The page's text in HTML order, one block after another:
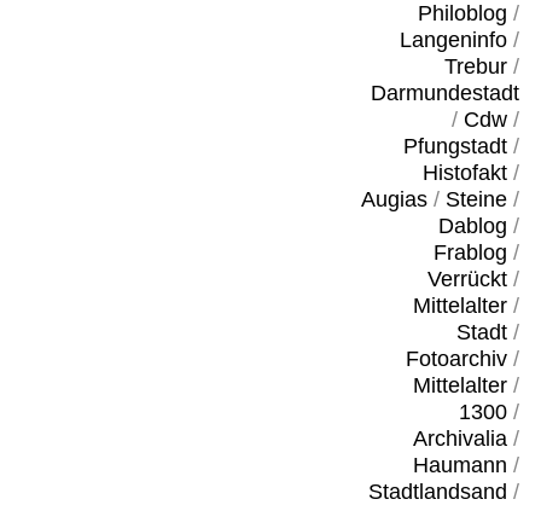
Philoblog /
Langeninfo/
Trebur/
Darmundestadt
/ Cdw/
Pfungstadt/
Histofakt/
Augias/ Steine/
Dablog /
Frablog /
Verrückt/
Mittelalter/
Stadt/
Fotoarchiv/
Mittelalter/
1300/
Archivalia/
Haumann /
Stadtlandsand /